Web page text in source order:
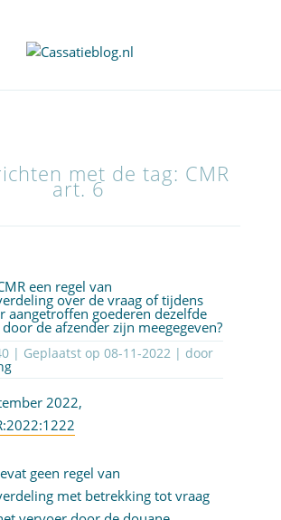
met de tag: CMR
art. 6
een regel van
over de vraag of tijdens
aangetroffen goederen dezelfde
de afzender zijn meegegeven?
CB 2022-140 | Geplaatst op 08-11-2022| door
2022,
geen regel van
met betrekking tot vraag